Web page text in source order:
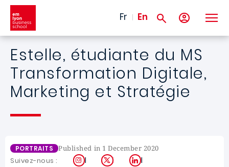
Skip to main content
Fr En
Estelle, étudiante du MS
Transformation Digitale,
Marketing et Stratégie
PORTRAITS Published in 1 December 2020
Suivez-nous : Instagram
X LinkedIn